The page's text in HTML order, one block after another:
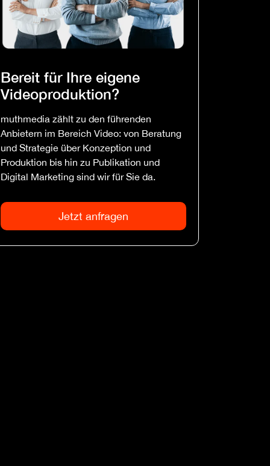
Bereit für Ihre eigene
Videoproduktion?
muthmedia zählt zu den führenden
Anbietern im Bereich Video: von Beratung
und Strategie über Konzeption und
Produktion bis hin zu Publikation und
Digital Marketing sind wir für Sie da.
Jetzt anfragen